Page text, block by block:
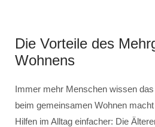
Die Vorteile des
Wohnens
Immer mehr Menschen wissen
beim gemeinsamen Wohnen
Hilfen im Alltag einfacher: Die